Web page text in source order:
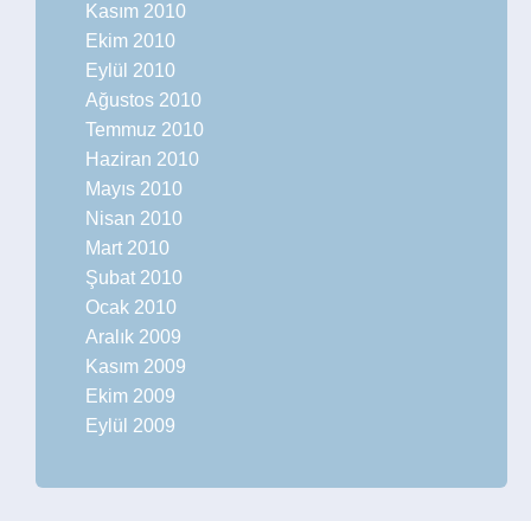
Kasım 2010
Ekim 2010
Eylül 2010
Ağustos 2010
Temmuz 2010
Haziran 2010
Mayıs 2010
Nisan 2010
Mart 2010
Şubat 2010
Ocak 2010
Aralık 2009
Kasım 2009
Ekim 2009
Eylül 2009